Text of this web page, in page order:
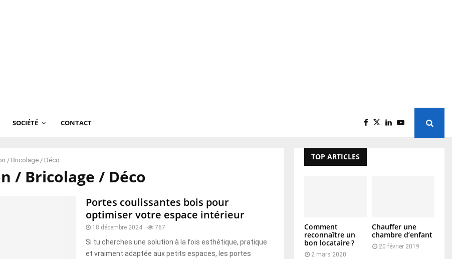
SOCIÉTÉ CONTACT
/ Bricolage / Déco
/ Bricolage / Déco
Portes coulissantes bois pour
optimiser votre espace intérieur
18 décembre 2024 767
Si tu cherches une solution à la fois esthétique, pratique
et vraiment adaptée aux petits espaces, les portes
TOP ARTICLES
Comment
reconnaître un
bon locataire ?
2 mars 2020
Chauffer une
chambre d’enfant
20 février 2019